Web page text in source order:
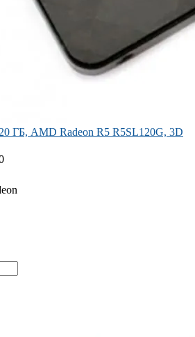
ГБ, AMD Radeon R5 R5SL120G, 3D